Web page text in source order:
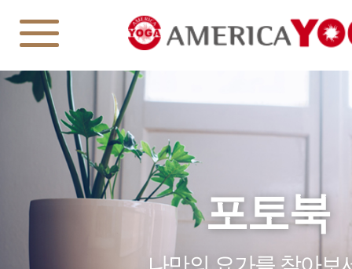
포토북